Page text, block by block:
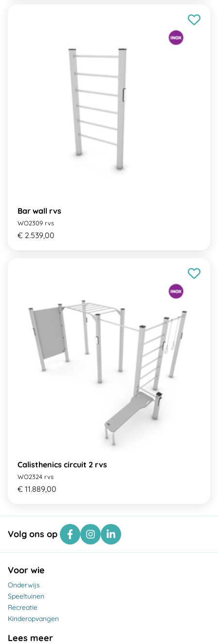
Bar wall rvs
WO2309 rvs
€ 2.539,00
Calisthenics circuit 2 rvs
WO2324 rvs
€ 11.889,00
Volg ons op
Voor wie
Onderwijs
Speeltuinen
Recreatie
Kinderopvangen
Lees meer